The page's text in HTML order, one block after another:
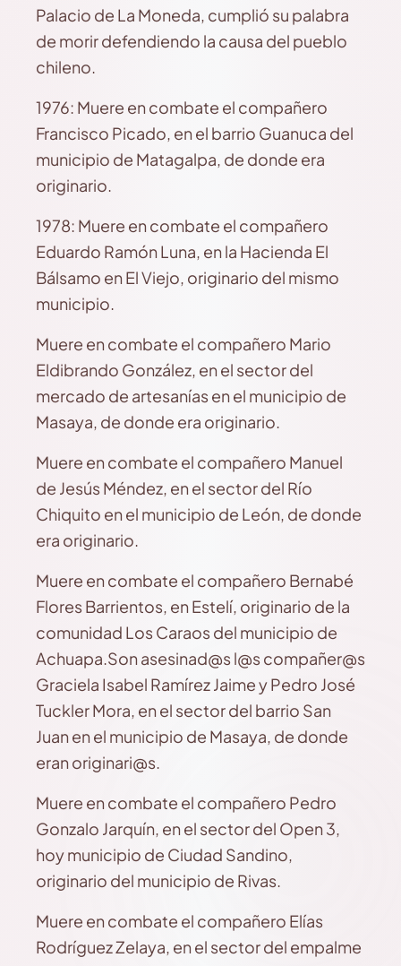
Palacio de La Moneda, cumplió su palabra
de morir defendiendo la causa del pueblo
chileno.
1976: Muere en combate el compañero
Francisco Picado, en el barrio Guanuca del
municipio de Matagalpa, de donde era
originario.
1978: Muere en combate el compañero
Eduardo Ramón Luna, en la Hacienda El
Bálsamo en El Viejo, originario del mismo
municipio.
Muere en combate el compañero Mario
Eldibrando González, en el sector del
mercado de artesanías en el municipio de
Masaya, de donde era originario.
Muere en combate el compañero Manuel
de Jesús Méndez, en el sector del Río
Chiquito en el municipio de León, de donde
era originario.
Muere en combate el compañero Bernabé
Flores Barrientos, en Estelí, originario de la
comunidad Los Caraos del municipio de
Achuapa.Son asesinad@s l@s compañer@s
Graciela Isabel Ramírez Jaime y Pedro José
Tuckler Mora, en el sector del barrio San
Juan en el municipio de Masaya, de donde
eran originari@s.
Muere en combate el compañero Pedro
Gonzalo Jarquín, en el sector del Open 3,
hoy municipio de Ciudad Sandino,
originario del municipio de Rivas.
Muere en combate el compañero Elías
Rodríguez Zelaya, en el sector del empalme